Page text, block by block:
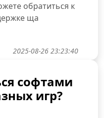
обратиться к
ща
2025-08-26 23:23:40
софтами
игр?